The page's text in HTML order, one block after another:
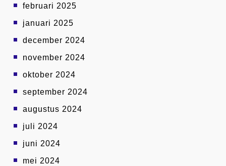
februari 2025
januari 2025
december 2024
november 2024
oktober 2024
september 2024
augustus 2024
juli 2024
juni 2024
mei 2024